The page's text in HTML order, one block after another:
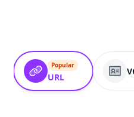
Popular
URL